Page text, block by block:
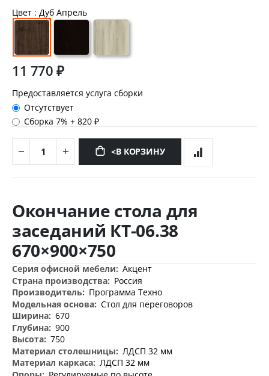
Цвет : Дуб Апрель
11 770 ₽
Предоставляется услуга сборки
Отсутствует
Сборка 7%+820 ₽
<В КОРЗИНУ
началу
изображений
Окончание стола для
заседаний КТ-06.38
670×900×750
Дополнительная
информация
Акцент
Россия
Программа Техно
Стол для переговоров
670
900
750
ЛДСП 32 мм
ЛДСП 32 мм